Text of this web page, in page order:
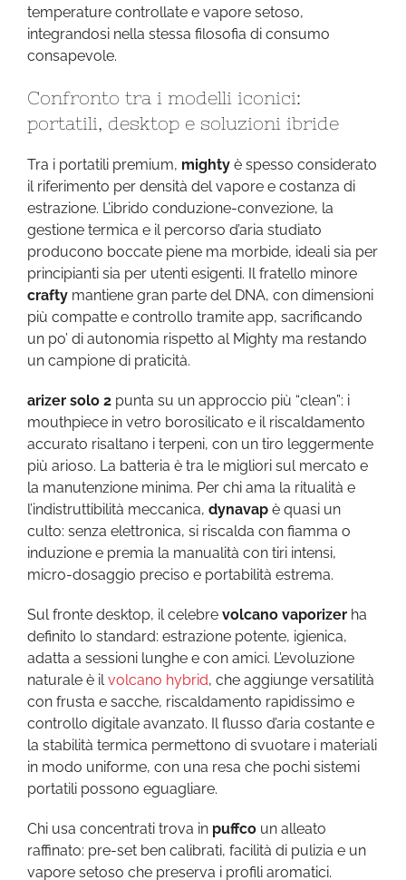
temperature controllate e vapore setoso,
integrandosi nella stessa filosofia di consumo
consapevole.
Confronto tra i modelli iconici:
portatili, desktop e soluzioni ibride
Tra i portatili premium, mighty è spesso considerato
il riferimento per densità del vapore e costanza di
estrazione. L’ibrido conduzione-convezione, la
gestione termica e il percorso d’aria studiato
producono boccate piene ma morbide, ideali sia per
principianti sia per utenti esigenti. Il fratello minore
crafty mantiene gran parte del DNA, con dimensioni
più compatte e controllo tramite app, sacrificando
un po’ di autonomia rispetto al Mighty ma restando
un campione di praticità.
arizer solo 2 punta su un approccio più “clean”: i
mouthpiece in vetro borosilicato e il riscaldamento
accurato risaltano i terpeni, con un tiro leggermente
più arioso. La batteria è tra le migliori sul mercato e
la manutenzione minima. Per chi ama la ritualità e
l’indistruttibilità meccanica, dynavap è quasi un
culto: senza elettronica, si riscalda con fiamma o
induzione e premia la manualità con tiri intensi,
micro-dosaggio preciso e portabilità estrema.
Sul fronte desktop, il celebre volcano vaporizer ha
definito lo standard: estrazione potente, igienica,
adatta a sessioni lunghe e con amici. L’evoluzione
naturale è ilvolcano hybrid, che aggiunge versatilità
con frusta e sacche, riscaldamento rapidissimo e
controllo digitale avanzato. Il flusso d’aria costante e
la stabilità termica permettono di svuotare i materiali
in modo uniforme, con una resa che pochi sistemi
portatili possono eguagliare.
Chi usa concentrati trova in puffco un alleato
raffinato: pre-set ben calibrati, facilità di pulizia e un
vapore setoso che preserva i profili aromatici.